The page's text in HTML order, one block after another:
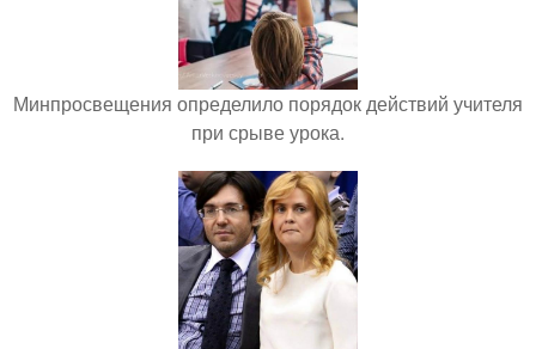
Минпросвещения определило порядок действий учителя
при срыве урока.